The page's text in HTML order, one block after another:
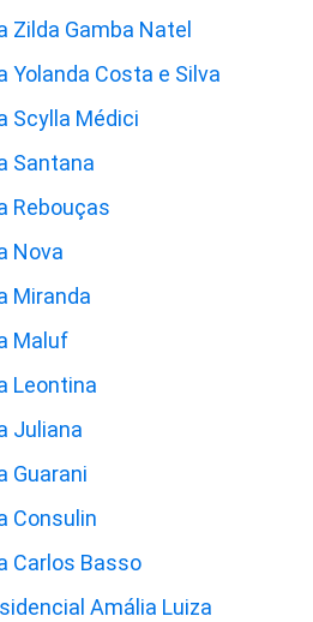
Zilda Gamba Natel
Yolanda Costa e Silva
Scylla Médici
Santana
Rebouças
Nova
Miranda
Maluf
Leontina
Juliana
Guarani
Consulin
Carlos Basso
Amália Luiza